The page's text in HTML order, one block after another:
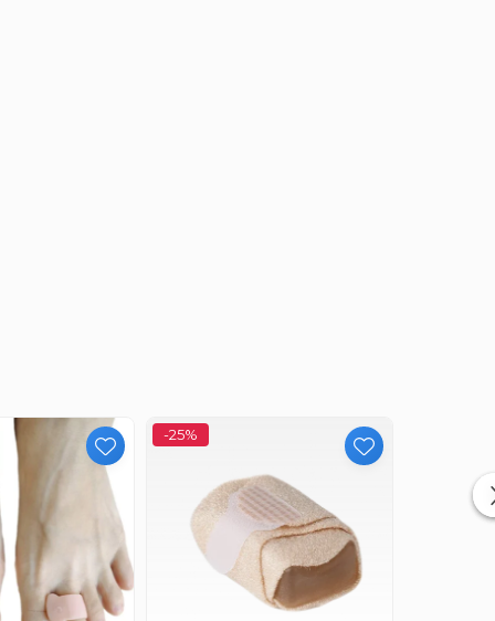
zona bărbiei, oferindu-ți un contur facial
-25%